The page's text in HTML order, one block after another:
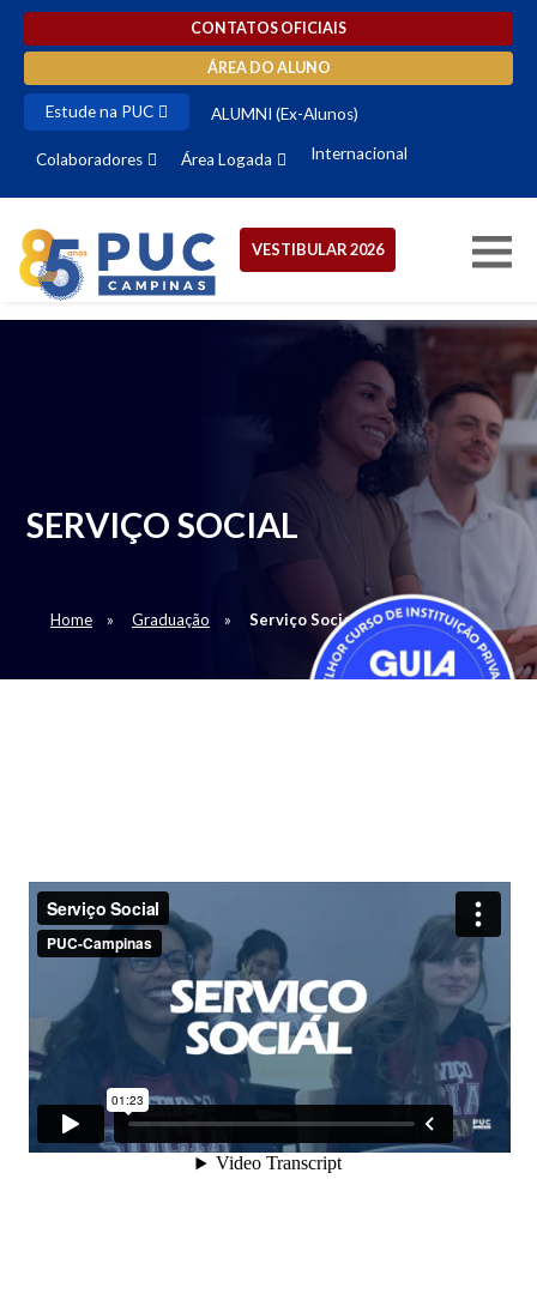
CONTATOS OFICIAIS
ÁREA DO ALUNO
Estude na PUC ALUMNI (Ex-Alunos)
Colaboradores Área Logada Internacional
VESTIBULAR 2026
SERVIÇO SOCIAL
Home Graduação Serviço Social
VESTIBULAR 2026